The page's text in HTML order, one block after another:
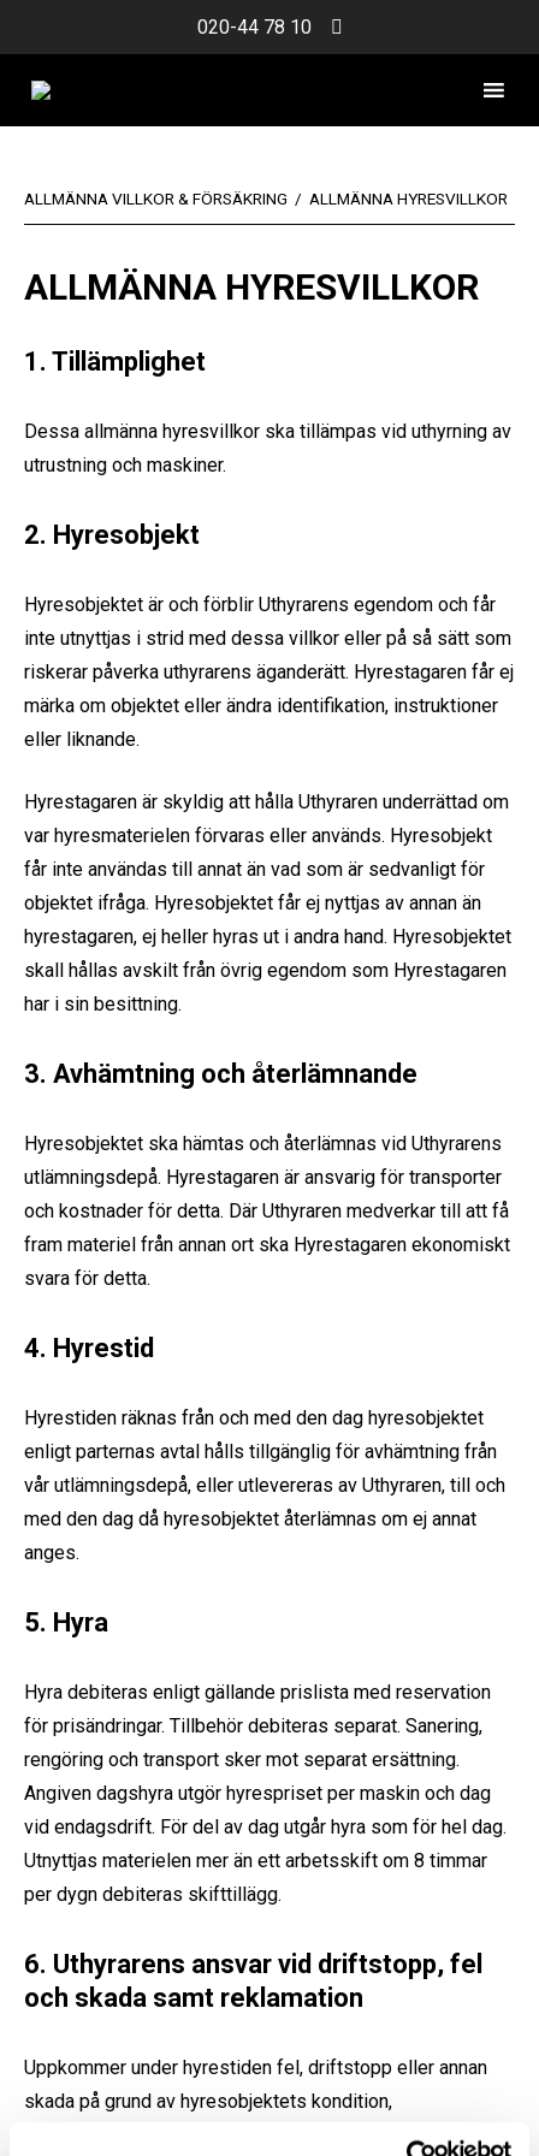
020-44 78 10
ALLMÄNNA VILLKOR & FÖRSÄKRING / ALLMÄNNA HYRESVILLKOR
ALLMÄNNA HYRESVILLKOR
1. Tillämplighet
Dessa allmänna hyresvillkor ska tillämpas vid uthyrning av
utrustning och maskiner.
2. Hyresobjekt
Hyresobjektet är och förblir Uthyrarens egendom och får
inte utnyttjas i strid med dessa villkor eller på så sätt som
riskerar påverka uthyrarens äganderätt. Hyrestagaren får ej
märka om objektet eller ändra identifikation, instruktioner
eller liknande.
Hyrestagaren är skyldig att hålla Uthyraren underrättad om
var hyresmaterielen förvaras eller används. Hyresobjekt
får inte användas till annat än vad som är sedvanligt för
objektet ifråga. Hyresobjektet får ej nyttjas av annan än
hyrestagaren, ej heller hyras ut i andra hand. Hyresobjektet
skall hållas avskilt från övrig egendom som Hyrestagaren
har i sin besittning.
3. Avhämtning och återlämnande
Hyresobjektet ska hämtas och återlämnas vid Uthyrarens
utlämningsdepå. Hyrestagaren är ansvarig för transporter
och kostnader för detta. Där Uthyraren medverkar till att få
fram materiel från annan ort ska Hyrestagaren ekonomiskt
svara för detta.
4. Hyrestid
Hyrestiden räknas från och med den dag hyresobjektet
enligt parternas avtal hålls tillgänglig för avhämtning från
vår utlämningsdepå, eller utlevereras av Uthyraren, till och
med den dag då hyresobjektet återlämnas om ej annat
anges.
5. Hyra
Hyra debiteras enligt gällande prislista med reservation
för prisändringar. Tillbehör debiteras separat. Sanering,
rengöring och transport sker mot separat ersättning.
Angiven dagshyra utgör hyrespriset per maskin och dag
vid endagsdrift. För del av dag utgår hyra som för hel dag.
Utnyttjas materielen mer än ett arbetsskift om 8 timmar
per dygn debiteras skifttillägg.
6. Uthyrarens ansvar vid driftstopp, fel
och skada samt reklamation
Uppkommer under hyrestiden fel, driftstopp eller annan
skada på grund av hyresobjektets kondition,
tillverkningsfel eller annan anledning är Hyrestagaren som